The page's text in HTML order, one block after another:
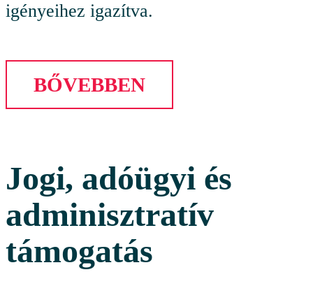
igényeihez igazítva.
BŐVEBBEN
Jogi, adóügyi és
adminisztratív
támogatás